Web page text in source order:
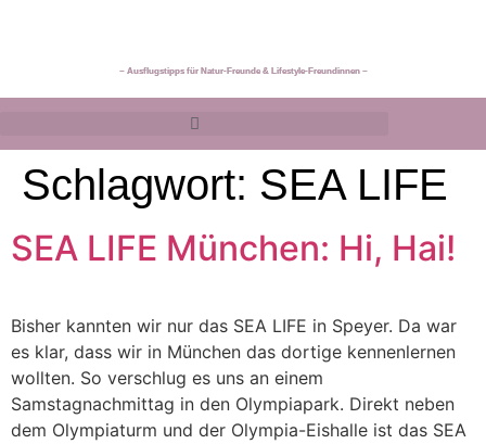
~ Ausflugstipps für Natur-Freunde & Lifestyle-Freundinnen ~
Schlagwort: SEA LIFE
SEA LIFE München: Hi, Hai!
Bisher kannten wir nur das SEA LIFE in Speyer. Da war
es klar, dass wir in München das dortige kennenlernen
wollten. So verschlug es uns an einem
Samstagnachmittag in den Olympiapark. Direkt neben
dem Olympiaturm und der Olympia-Eishalle ist das SEA